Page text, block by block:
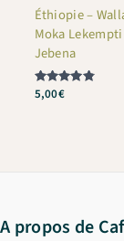
Éthiopie –
Moka
Jebena
Note
4.78
5,00€
A propos de